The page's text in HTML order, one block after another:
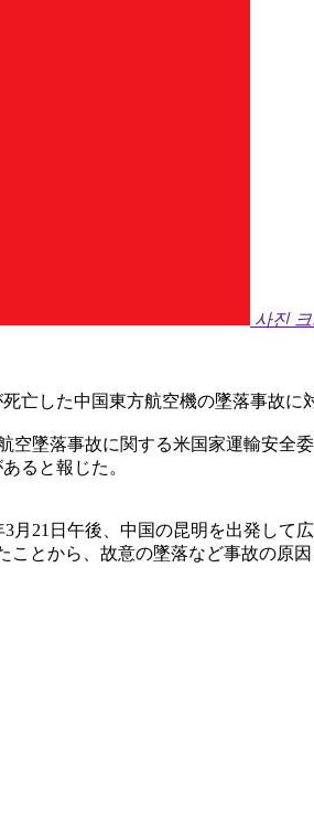
사진
亡した中国東方航空機の墜落事故
墜落事故に関する米国家運輸安
ると報じた。
月21日午後、中国の昆明を出発し
とから、故意の墜落など事故の原